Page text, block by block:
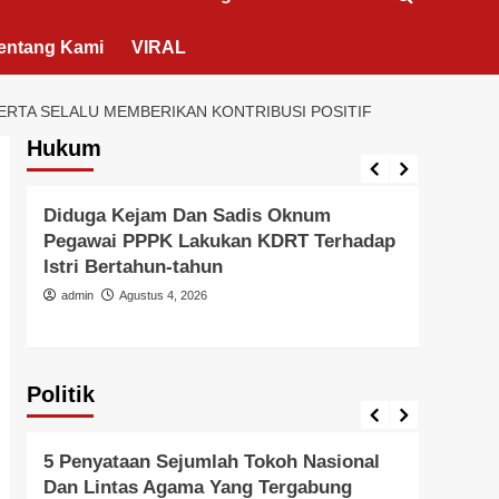
Kami VIRAL
SELALU MEMBERIKAN KONTRIBUSI POSITIF
Hukum
Berita Polisi
Diduga Kejam Dan Sadis Oknum
Pegawai PPPK Lakukan KDRT Terhadap
Istri Bertahun-tahun
admin Agustus 4, 2026
Politik
Politik
5 Penyataan Sejumlah Tokoh Nasional
Dan Lintas Agama Yang Tergabung